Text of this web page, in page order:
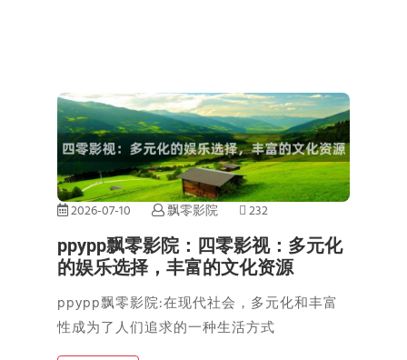
2026-07-10 飘零影院 232
ppypp飘零影院：四零影视：多元化
的娱乐选择，丰富的文化资源
ppypp飘零影院:在现代社会，多元化和丰富
性成为了人们追求的一种生活方式